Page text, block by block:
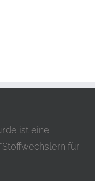
ist eine
für